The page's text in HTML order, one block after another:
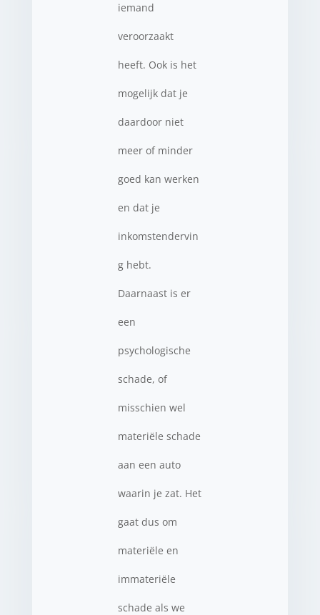
iemand
veroorzaakt
heeft. Ook is het
mogelijk dat je
daardoor niet
meer of minder
goed kan werken
en dat je
inkomstendervin
g hebt.
Daarnaast is er
een
psychologische
schade, of
misschien wel
materiële schade
aan een auto
waarin je zat. Het
gaat dus om
materiële en
immateriële
schade als we